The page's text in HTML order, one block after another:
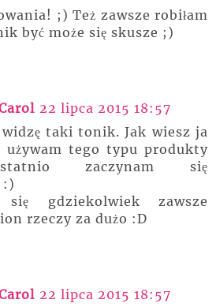
;) Też zawsze robiłam
być może się skusze ;)
22 lipca 2015 18:57
taki tonik. Jak wiesz ja
używam tego typu produkty
zaczynam się
:)
gdziekolwiek zawsze
rzeczy za dużo :D
22 lipca 2015 18:57